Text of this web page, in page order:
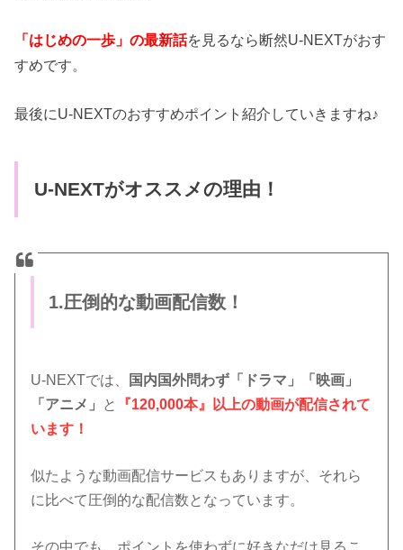
「はじめの一歩」の最新話を見るなら断然U-NEXTがおす
すめです。
最後にU-NEXTのおすすめポイント紹介していきますね♪
U-NEXTがオススメの理由！
1.圧倒的な動画配信数！
U-NEXTでは、
国内国外問わず「ドラマ」「映画」
「アニメ」
と
『120,000本』以上の動画が配信されて
います！
似たような動画配信サービスもありますが、それら
に比べて圧倒的な配信数となっています。